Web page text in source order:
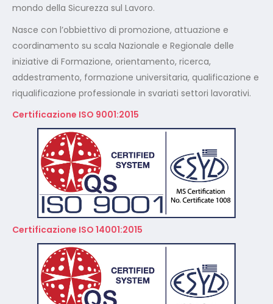
Nasce con l’obbiettivo di promozione, attuazione e
coordinamento su scala Nazionale e Regionale delle
iniziative di Formazione, orientamento, ricerca,
addestramento, formazione universitaria, qualificazione e
riqualificazione professionale in svariati settori lavorativi.
Certificazione ISO 9001:2015
Certificazione ISO 14001:2015